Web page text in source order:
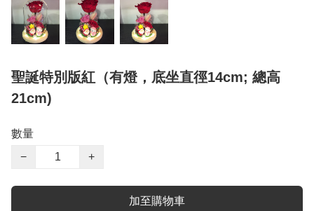
聖誕特別版紅（有燈，底坐直徑14cm; 總高
21cm)
數量
−
+
加至購物車